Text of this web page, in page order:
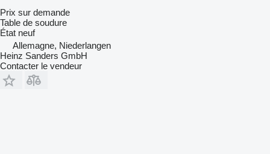
Prix sur demande
Table de soudure
État neuf
Allemagne, Niederlangen
Heinz Sanders GmbH
Contacter le vendeur